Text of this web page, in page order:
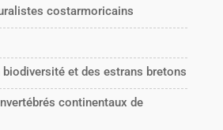
costarmoricains
biodiversité et des estrans bretons
continentaux de